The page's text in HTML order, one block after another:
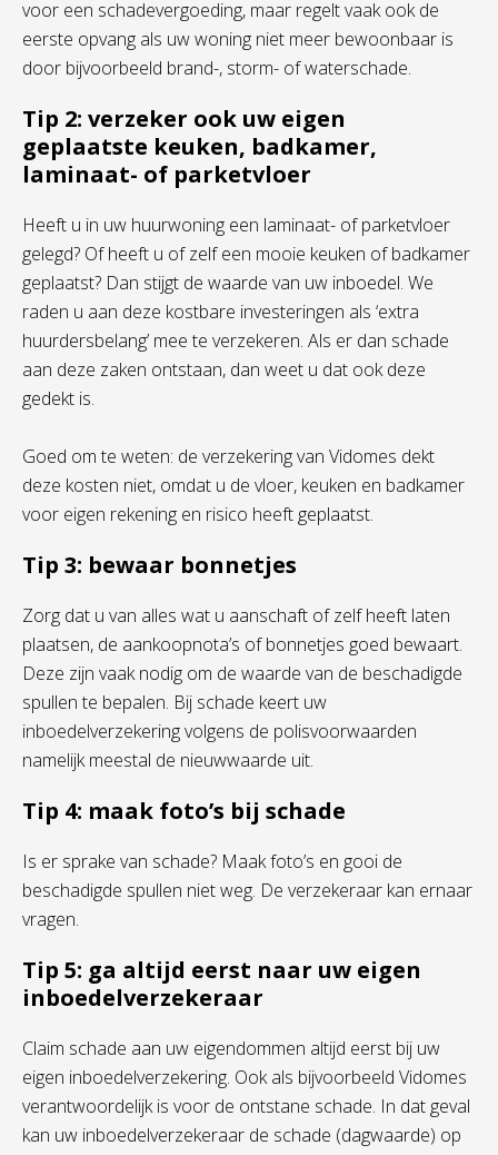
voor een schadevergoeding, maar regelt vaak ook de
eerste opvang als uw woning niet meer bewoonbaar is
door bijvoorbeeld brand-, storm- of waterschade.
Tip 2: verzeker ook uw eigen
geplaatste keuken, badkamer,
laminaat- of parketvloer
Heeft u in uw huurwoning een laminaat- of parketvloer
gelegd? Of heeft u of zelf een mooie keuken of badkamer
geplaatst? Dan stijgt de waarde van uw inboedel. We
raden u aan deze kostbare investeringen als ‘extra
huurdersbelang’ mee te verzekeren. Als er dan schade
aan deze zaken ontstaan, dan weet u dat ook deze
gedekt is.
Goed om te weten: de verzekering van Vidomes dekt
deze kosten niet, omdat u de vloer, keuken en badkamer
voor eigen rekening en risico heeft geplaatst.
Tip 3: bewaar bonnetjes
Zorg dat u van alles wat u aanschaft of zelf heeft laten
plaatsen, de aankoopnota’s of bonnetjes goed bewaart.
Deze zijn vaak nodig om de waarde van de beschadigde
spullen te bepalen. Bij schade keert uw
inboedelverzekering volgens de polisvoorwaarden
namelijk meestal de nieuwwaarde uit.
Tip 4: maak foto’s bij schade
Is er sprake van schade? Maak foto’s en gooi de
beschadigde spullen niet weg. De verzekeraar kan ernaar
vragen.
Tip 5: ga altijd eerst naar uw eigen
inboedelverzekeraar
Claim schade aan uw eigendommen altijd eerst bij uw
eigen inboedelverzekering. Ook als bijvoorbeeld Vidomes
verantwoordelijk is voor de ontstane schade. In dat geval
kan uw inboedelverzekeraar de schade (dagwaarde) op